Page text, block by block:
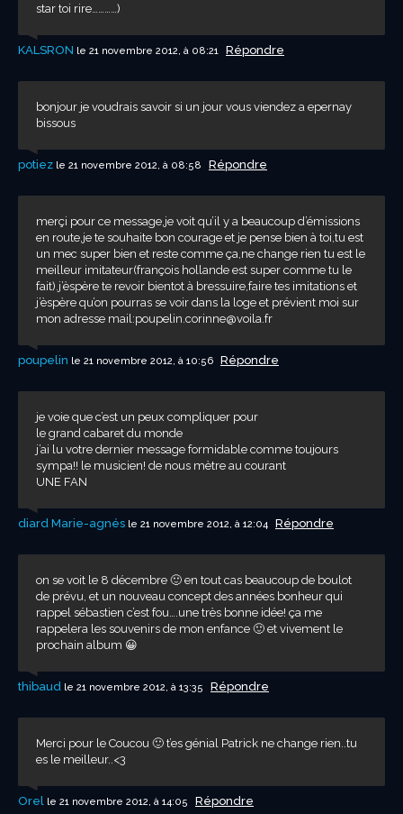
star toi rire…………)
KALSRON le 21 novembre 2012, à 08:21 Répondre
bonjour je voudrais savoir si un jour vous viendez a epernay
bissous
potiez le 21 novembre 2012, à 08:58 Répondre
merçi pour ce message,je voit qu’il y a beaucoup d’émissions
en route,je te souhaite bon courage et je pense bien à toi,tu est
un mec super bien et reste comme ça,ne change rien tu est le
meilleur imitateur(françois hollande est super comme tu le
fait).j’èspère te revoir bientot à bressuire,faire tes imitations et
j’èspère qu’on pourras se voir dans la loge et prévient moi sur
mon adresse mail:poupelin.corinne@voila.fr
poupelin le 21 novembre 2012, à 10:56 Répondre
je voie que c’est un peux compliquer pour
le grand cabaret du monde
j’ai lu votre dernier message formidable comme toujours
sympa!! le musicien! de nous mètre au courant
UNE FAN
diard Marie-agnés le 21 novembre 2012, à 12:04 Répondre
on se voit le 8 décembre 🙂 en tout cas beaucoup de boulot
de prévu, et un nouveau concept des années bonheur qui
rappel sébastien c’est fou….une très bonne idée! ça me
rappelera les souvenirs de mon enfance 🙂 et vivement le
prochain album 😀
thibaud le 21 novembre 2012, à 13:35 Répondre
Merci pour le Coucou 🙂 t’es génial Patrick ne change rien..tu
es le meilleur..<3
Orel le 21 novembre 2012, à 14:05 Répondre